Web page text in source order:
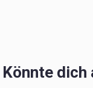
Könnte dich